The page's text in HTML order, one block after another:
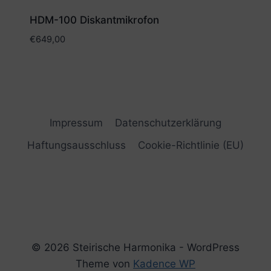
HDM-100 Diskantmikrofon
€649,00
Impressum
Datenschutzerklärung
Haftungsausschluss
Cookie-Richtlinie (EU)
© 2026 Steirische Harmonika - WordPress
Theme von Kadence WP